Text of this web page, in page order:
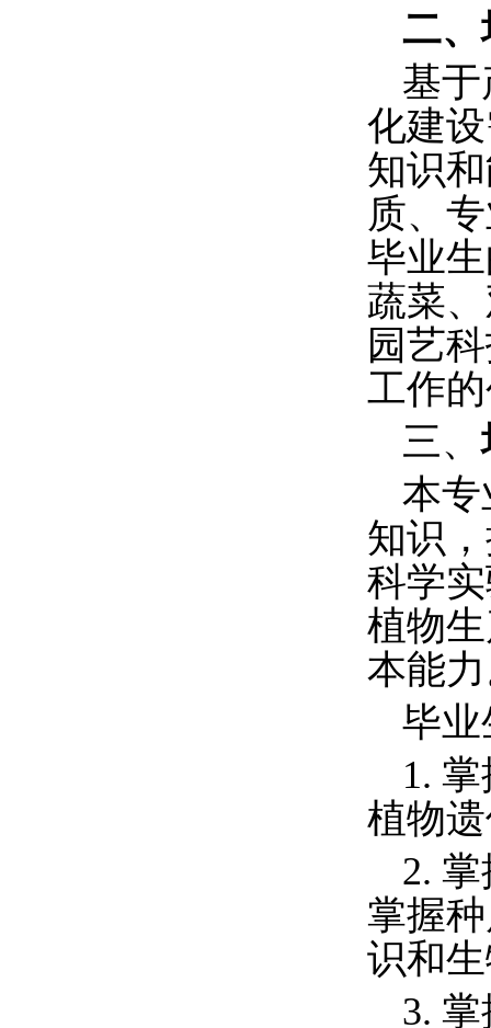
二、
基于
化建
知识
质、
毕业
蔬菜
园艺
工作
三、
本专
知识
科学
植物
本能
毕业
1. 掌
植物
2. 掌
掌握
识和
3. 掌